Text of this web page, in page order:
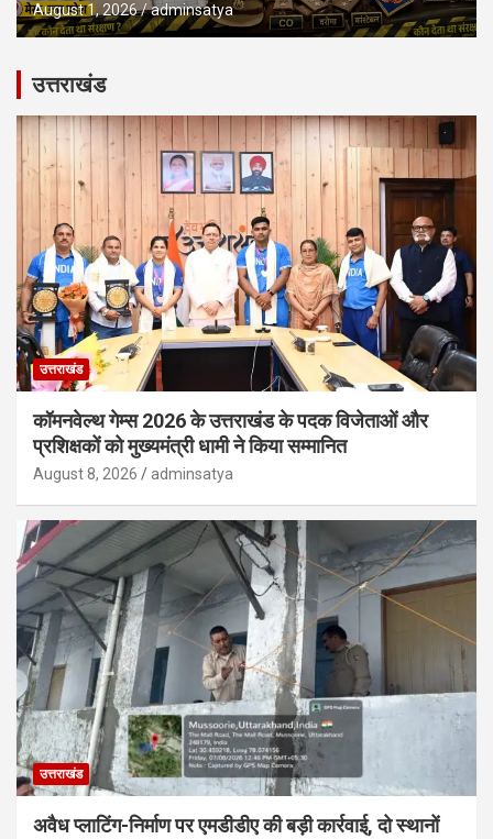
August 1, 2026 adminsatya
उत्तराखंड
उत्तराखंड
कॉमनवेल्थ गेम्स 2026 के उत्तराखंड के पदक विजेताओं और
प्रशिक्षकों को मुख्यमंत्री धामी ने किया सम्मानित
August 8, 2026 adminsatya
उत्तराखंड
अवैध प्लाटिंग-निर्माण पर एमडीडीए की बड़ी कार्रवाई, दो स्थानों